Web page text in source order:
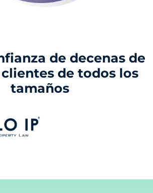
de decenas de
de todos los
tamaños